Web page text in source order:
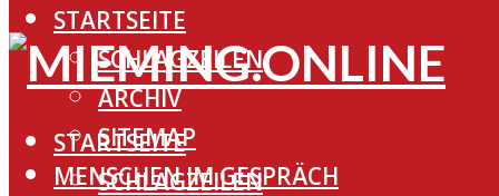
STARTSEITE
SCHLAGZEILEN
ARCHIV
SITEMAP
MENSCHEN IM GESPRÄCH
STARTSEITE
SCHLAGZEILEN